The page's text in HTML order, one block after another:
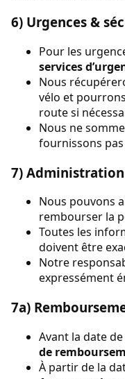
6) Urgences &
Pour les
services
Nous
vélo et
route si
Nous ne
fournissons pas
7) Administration
Nous pouvons
rembourser la
Toutes les
doivent être
Notre
expressément
7a)
Avant la date
de
À partir de la